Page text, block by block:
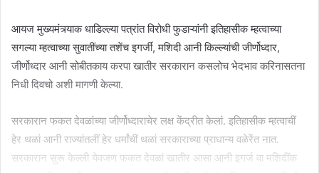
आयज मुख्यमंत्र्याक धाडिल्ल्या पत्रांत विरोधी फुडाऱ्यांनी इतिहासीक म्हत्वाच्या
सगल्या म्हत्वाच्या सुवातींच्या तशेंच इगर्जी, मशिदी आनी किल्ल्यांची जीर्णोध्दार,
जीर्णोध्दार आनी सोबीतकाय करपा खातीर सरकारान कसलोच भेदभाव करिनासतना
निधी दिवचो अशी मागणी केल्या.
सरकारान फकत देवळांच्या जीर्णोध्दाराचेर लक्ष केंद्रीत केलां. इतिहासीक म्हत्वाचीं
हेर थळां आनी राज्यांतलीं हेर धर्मांचीं थळां सरकाराच्या प्राधान्य वळेरेंत नात.
सरकारान सुरू केल्ली येवजण फकत देवळां खातीर आसा आनी इगर्ज वा मशिदींक